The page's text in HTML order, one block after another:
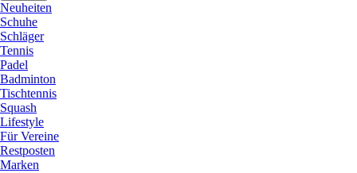
Neuheiten
Schuhe
Schläger
Tennis
Padel
Badminton
Tischtennis
Squash
Lifestyle
Für Vereine
Restposten
Marken